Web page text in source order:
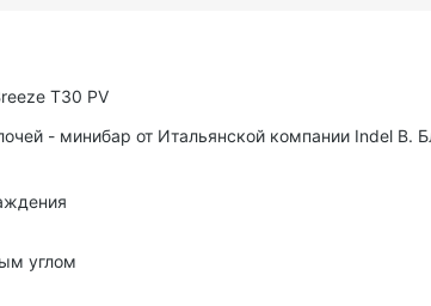
T30 PV
- минибар от Итальянской компании Indel B.
углом